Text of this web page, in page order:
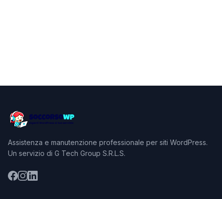
Assistenza e manutenzione professionale per siti WordPress.
Un servizio di G Tech Group S.R.L.S.